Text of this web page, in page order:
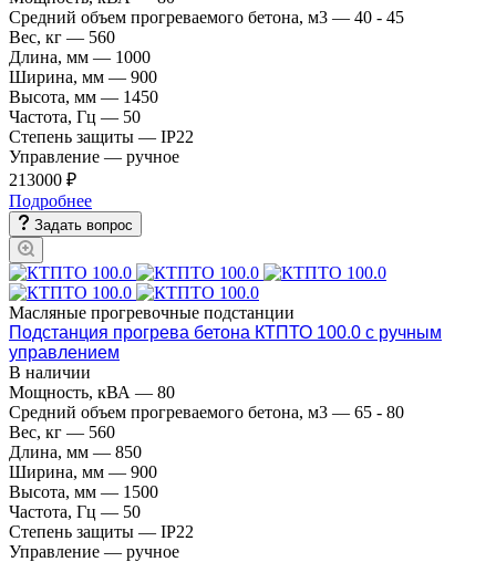
Средний объем прогреваемого бетона, м3 — 40 - 45
Вес, кг — 560
Длина, мм — 1000
Ширина, мм — 900
Высота, мм — 1450
Частота, Гц — 50
Степень защиты — IP22
Управление — ручное
213000 ₽
Подробнее
Задать вопрос
Масляные прогревочные подстанции
Подстанция прогрева бетона КТПТО 100.0 с ручным
управлением
В наличии
Мощность, кВА — 80
Средний объем прогреваемого бетона, м3 — 65 - 80
Вес, кг — 560
Длина, мм — 850
Ширина, мм — 900
Высота, мм — 1500
Частота, Гц — 50
Степень защиты — IP22
Управление — ручное